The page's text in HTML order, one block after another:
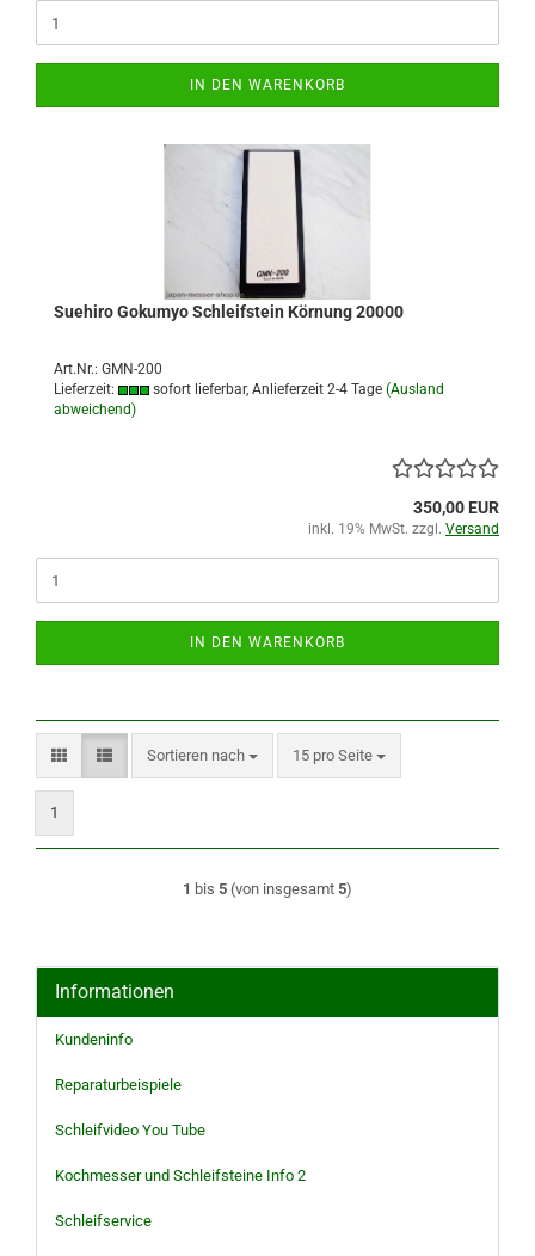
IN DEN WARENKORB
Suehiro Gokumyo Schleifstein Körnung 20000
Art.Nr.: GMN-200
Lieferzeit:
sofort lieferbar, Anlieferzeit 2-4 Tage (Ausland
abweichend)
350,00 EUR
inkl. 19% MwSt. zzgl. Versand
IN DEN WARENKORB
Sortieren nach
Sortieren nach 15 pro Seite
pro Seite
1
1 bis 5 (von insgesamt 5)
Informationen
Kundeninfo
Reparaturbeispiele
Schleifvideo You Tube
Kochmesser und Schleifsteine Info 2
Schleifservice